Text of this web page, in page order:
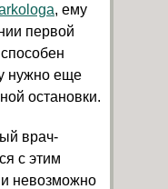
, ему
первой
нужно еще
остановки.
врач-
с этим
невозможно